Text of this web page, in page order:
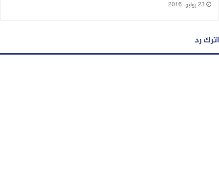
23 يوليو، 2016
اترك رد